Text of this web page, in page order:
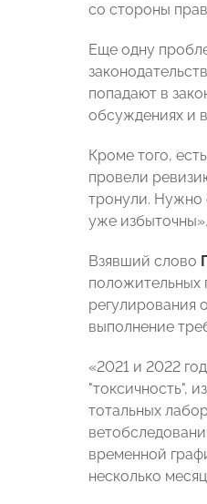
со стороны
Еще одну
попадают в
обсуждениях и
Кроме того,
провели
тронули. Нужно
уже избыточны».
Взявший слово
положительных
регулирования
выполнение
«2021 и 2022
"токсичность",
тотальных
временной
несколько